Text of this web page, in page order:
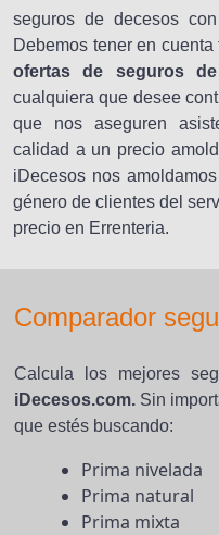
seguros de decesos
Debemos tener en
ofertas de seguros
cualquiera que desee
que nos aseguren
calidad a un precio
iDecesos nos
género de clientes del
precio en Errenteria.
Comparador
Calcula los mejores
iDecesos.com. Sin
que estés buscando:
Prima nivelada
Prima natural
Prima mixta